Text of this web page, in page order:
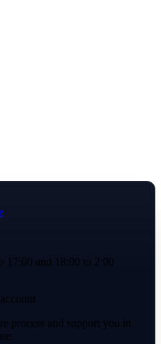
17:00 and 18:00 to 2:00
process and support you in